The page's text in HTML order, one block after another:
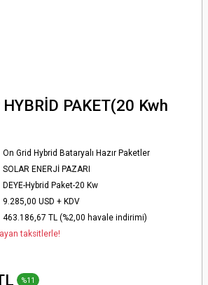
HYBRİD PAKET(20 Kwh
On Grid Hybrid Bataryalı Hazır Paketler
SOLAR ENERJİ PAZARI
DEYE-Hybrid Paket-20 Kw
9.285,00 USD + KDV
463.186,67 TL (%2,00 havale indirimi)
taksitlerle!
%11